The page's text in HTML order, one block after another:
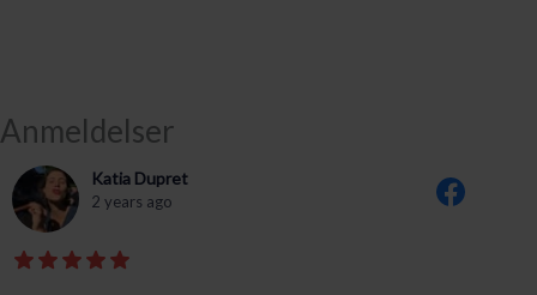
Anmeldelser
Katia Dupret
2 years ago